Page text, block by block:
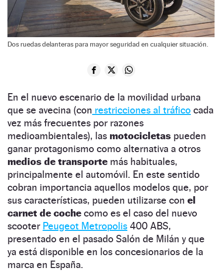
Dos ruedas delanteras para mayor seguridad en cualquier situación.
En el nuevo escenario de la movilidad urbana
que se avecina (con restricciones al tráfico cada
vez más frecuentes por razones
medioambientales), las motocicletas pueden
ganar protagonismo como alternativa a otros
medios de transporte más habituales,
principalmente el automóvil. En este sentido
cobran importancia aquellos modelos que, por
sus características, pueden utilizarse con el
carnet de coche como es el caso del nuevo
scooter Peugeot Metropolis 400 ABS,
presentado en el pasado Salón de Milán y que
ya está disponible en los concesionarios de la
marca en España.